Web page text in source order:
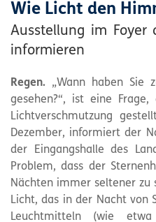
Wie Licht den
Ausstellung im Foyer
informieren
Regen. „Wann haben Sie
gesehen?“, ist eine
Lichtverschmutzung
Dezember, informiert der
der Eingangshalle des
Problem, dass der
Nächten immer seltener zu
Licht, das in der Nacht von
Leuchtmitteln (wie